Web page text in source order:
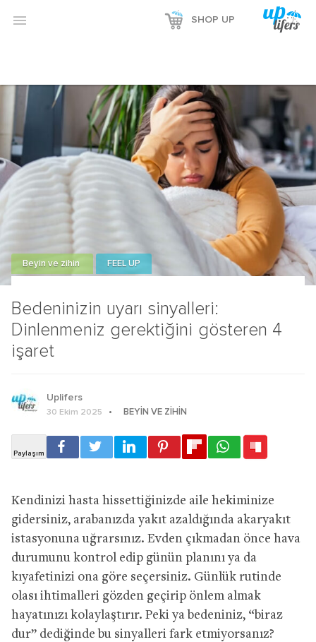
Reklamı Göster
Reklamı Gizle
 SHOP UP
Bedeninizin uyarı sinyalleri:
Dinlenmeniz gerektiğini gösteren 4
işaret
Beyin ve zihin FEEL UP
Uplifers
30 Ekim 2025 BEYIN VE ZIHIN
Kendinizi hasta hissettiğinizde aile hekiminize
gidersiniz, arabanızda yakıt azaldığında akaryakıt
istasyonuna uğrarsınız. Evden çıkmadan önce hava
durumunu kontrol edip günün planını ya da
kıyafetinizi ona göre seçersiniz. Günlük rutinde
olası ihtimalleri gözden geçirip önlem almak
hayatınızı kolaylaştırır. Peki ya bedeniniz, “biraz
dur” dediğinde bu sinyalleri fark etmiyorsanız?